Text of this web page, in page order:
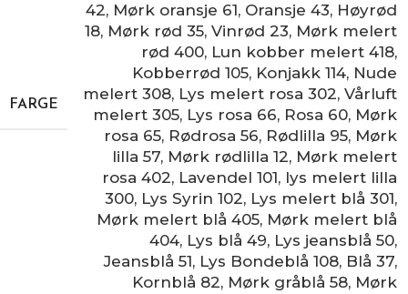
FARGE
42, Mørk oransje 61, Oransje 43, Høyrød
18, Mørk rød 35, Vinrød 23, Mørk melert
rød 400, Lun kobber melert 418,
Kobberrød 105, Konjakk 114, Nude
melert 308, Lys melert rosa 302, Vårluft
melert 305, Lys rosa 66, Rosa 60, Mørk
rosa 65, Rødrosa 56, Rødlilla 95, Mørk
lilla 57, Mørk rødlilla 12, Mørk melert
rosa 402, Lavendel 101, lys melert lilla
300, Lys Syrin 102, Lys melert blå 301,
Mørk melert blå 405, Mørk melert blå
404, Lys blå 49, Lys jeansblå 50,
Jeansblå 51, Lys Bondeblå 108, Blå 37,
Kornblå 82, Mørk gråblå 58, Mørk